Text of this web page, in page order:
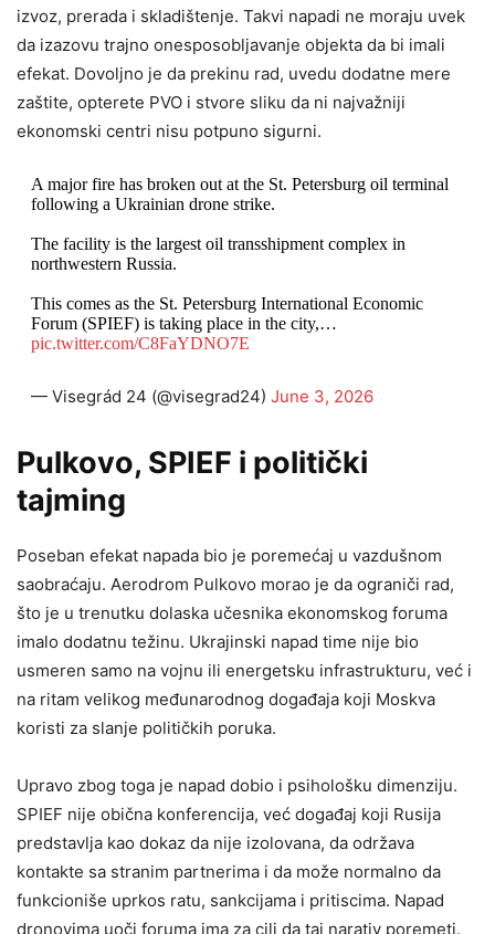
izvoz, prerada i skladištenje. Takvi napadi ne moraju uvek
da izazovu trajno onesposobljavanje objekta da bi imali
efekat. Dovoljno je da prekinu rad, uvedu dodatne mere
zaštite, opterete PVO i stvore sliku da ni najvažniji
ekonomski centri nisu potpuno sigurni.
A major fire has broken out at the St. Petersburg oil terminal
following a Ukrainian drone strike.
The facility is the largest oil transshipment complex in
northwestern Russia.
This comes as the St. Petersburg International Economic
Forum (SPIEF) is taking place in the city,…
pic.twitter.com/C8FaYDNO7E
— Visegrád 24 (@visegrad24) June 3, 2026
Pulkovo, SPIEF i politički
tajming
Poseban efekat napada bio je poremećaj u vazdušnom
saobraćaju. Aerodrom Pulkovo morao je da ograniči rad,
što je u trenutku dolaska učesnika ekonomskog foruma
imalo dodatnu težinu. Ukrajinski napad time nije bio
usmeren samo na vojnu ili energetsku infrastrukturu, već i
na ritam velikog međunarodnog događaja koji Moskva
koristi za slanje političkih poruka.
Upravo zbog toga je napad dobio i psihološku dimenziju.
SPIEF nije obična konferencija, već događaj koji Rusija
predstavlja kao dokaz da nije izolovana, da održava
kontakte sa stranim partnerima i da može normalno da
funkcioniše uprkos ratu, sankcijama i pritiscima. Napad
dronovima uoči foruma ima za cilj da taj narativ poremeti.